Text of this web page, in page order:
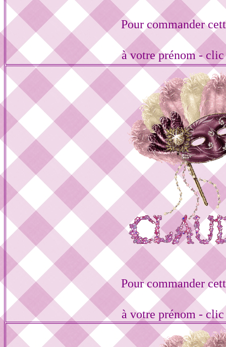
Pour commander
à votre prénom - clic
Pour commander
à votre prénom -